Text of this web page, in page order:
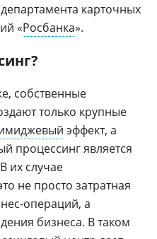
карточных
«Росбанка».
собственные
только крупные
эффект, а
процессинг является
их случае
не просто затратная
операций, а
бизнеса. В таком